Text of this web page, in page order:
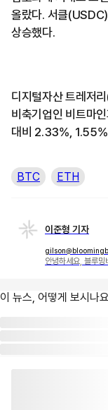
올랐다. 서클
상승했다.
디지털자산 트레저
비축기업인 비트마
대비 2.33%, 1.55%
BTC ETH
이준형 기자
안녕하세요, 블루
이 뉴스, 어떻게 보시나